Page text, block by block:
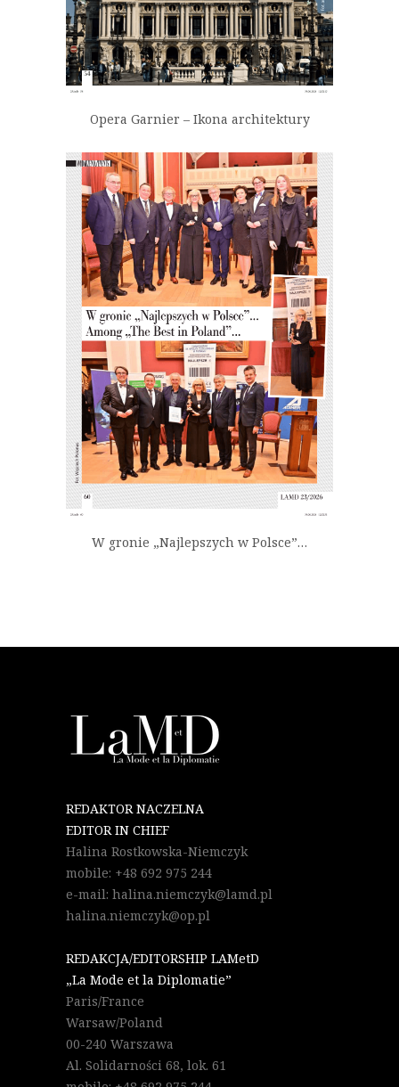
Opera Garnier – Ikona architektury
W gronie „Najlepszych w Polsce”…
REDAKTOR NACZELNA
EDITOR IN CHIEF
Halina Rostkowska-Niemczyk
mobile: +48 692 975 244
e-mail: halina.niemczyk@lamd.pl
halina.niemczyk@op.pl
REDAKCJA/EDITORSHIP LAMetD
„La Mode et la Diplomatie”
Paris/France
Warsaw/Poland
00-240 Warszawa
Al. Solidarności 68, lok. 61